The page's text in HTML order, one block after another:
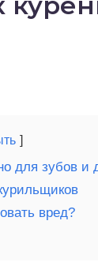
для зубов и
вред?